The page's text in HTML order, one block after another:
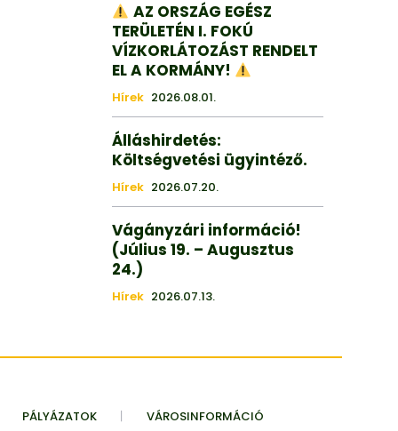
AZ ORSZÁG EGÉSZ
TERÜLETÉN I. FOKÚ
VÍZKORLÁTOZÁST RENDELT
EL A KORMÁNY!
Hírek 2026.08.01.
Álláshirdetés:
Költségvetési ügyintéző.
Hírek 2026.07.20.
Vágányzári információ!
(Július 19. – Augusztus
24.)
Hírek 2026.07.13.
PÁLYÁZATOK VÁROSINFORMÁCIÓ